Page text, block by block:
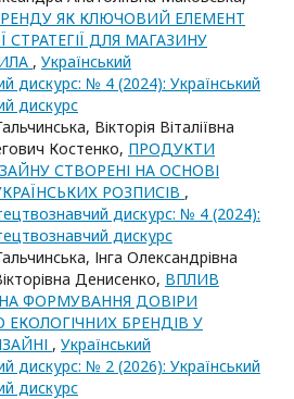
ЯК КЛЮЧОВИЙ ЕЛЕМЕНТ
ДЛЯ МАГАЗИНУ
, Український
дискурс: № 4 (2024): Український
дискурс
Вікторія Віталіївна
Костенко, ПРОДУКТИ
СТВОРЕНІ НА ОСНОВІ
РОЗПИСІВ ,
дискурс: № 4 (2024):
дискурс
Інга Олександрівна
Денисенко, ВПЛИВ
ФОРМУВАННЯ ДОВІРИ
БРЕНДІВ У
, Український
дискурс: № 2 (2026): Український
дискурс